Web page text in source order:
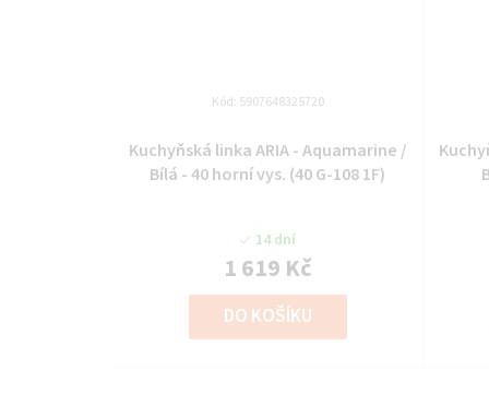
Kuchyňská linka ARIA - Aquamarine /
Bílá - 40 horní vys. (40 G-108 1F)
14 dní
1 619 Kč
DO KOŠÍKU
Kód: 5907648325720